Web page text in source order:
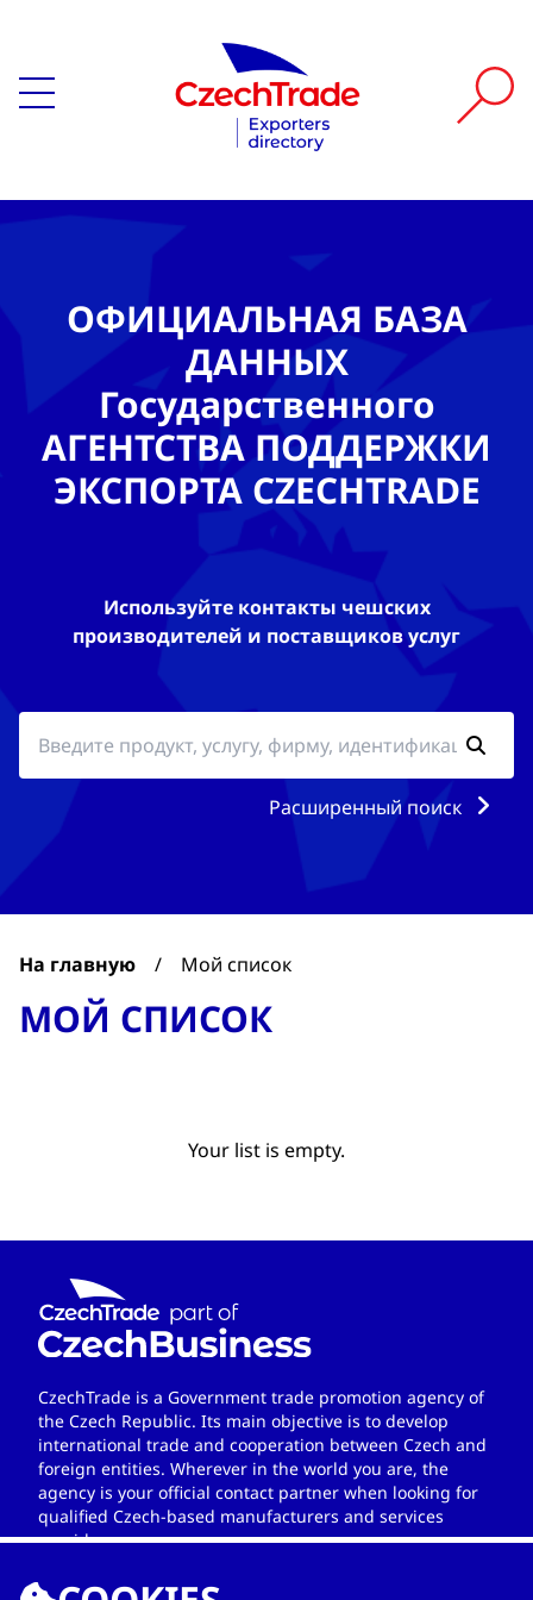
ОФИЦИАЛЬНАЯ БАЗА
ДАННЫХ
Государственного
АГЕНТСТВА ПОДДЕРЖКИ
ЭКСПОРТА CZECHTRADE
Используйте контакты чешских
производителей и поставщиков услуг
Расширенный поиск
На главную / Мой список
МОЙ СПИСОК
Your list is empty.
CzechTrade is a Government trade promotion agency of
the Czech Republic. Its main objective is to develop
international trade and cooperation between Czech and
foreign entities. Wherever in the world you are, the
agency is your official contact partner when looking for
qualified Czech-based manufacturers and services
providers.